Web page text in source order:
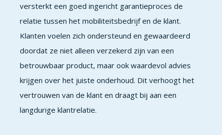
versterkt een goed ingericht garantieproces de
relatie tussen het mobiliteitsbedrijf en de klant.
Klanten voelen zich ondersteund en gewaardeerd
doordat ze niet alleen verzekerd zijn van een
betrouwbaar product, maar ook waardevol advies
krijgen over het juiste onderhoud. Dit verhoogt het
vertrouwen van de klant en draagt bij aan een
langdurige klantrelatie.